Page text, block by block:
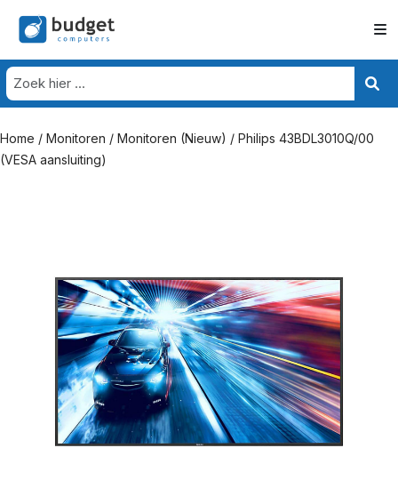
Home / Monitoren / Monitoren (Nieuw) / Philips 43BDL3010Q/00
(VESA aansluiting)